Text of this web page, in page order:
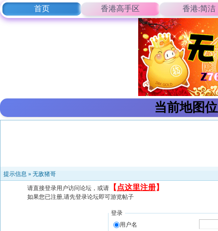
首页 香港高手区 香港:简洁
当前地图
提示信息 » 无敌猪哥
请直接登录用户访问论坛，或请 【 点这里注册】
如果您已注册,请先登录论坛即可游览帖子
登录
用户名